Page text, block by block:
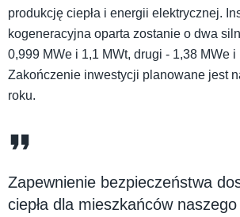
produkcję ciepła i energii elektrycznej.
kogeneracyjna oparta zostanie o dwa
0,999 MWe i 1,1 MWt, drugi - 1,38 MWe i
Zakończenie inwestycji planowane jest
roku.
Zapewnienie bezpieczeństwa
ciepła dla mieszkańców